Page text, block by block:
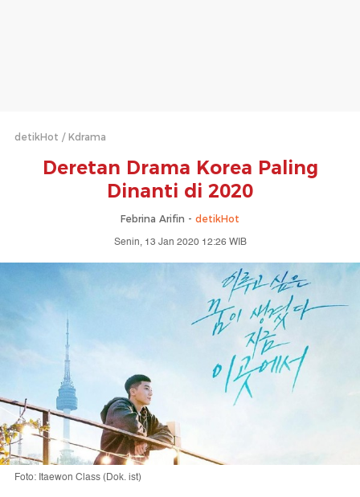
detikHot Kdrama
Deretan Drama Korea Paling
Dinanti di 2020
Febrina Arifin - detikHot
Senin, 13 Jan 2020 12:26 WIB
Foto: Itaewon Class (Dok. ist)